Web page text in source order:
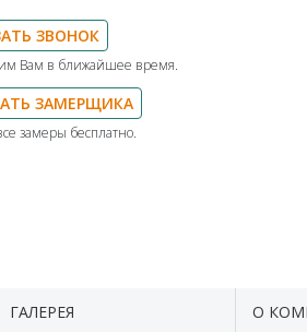
ЗВОНОК
Вам в ближайшее время.
ЗАМЕРЩИКА
замеры бесплатно.
ГАЛЕРЕЯ О